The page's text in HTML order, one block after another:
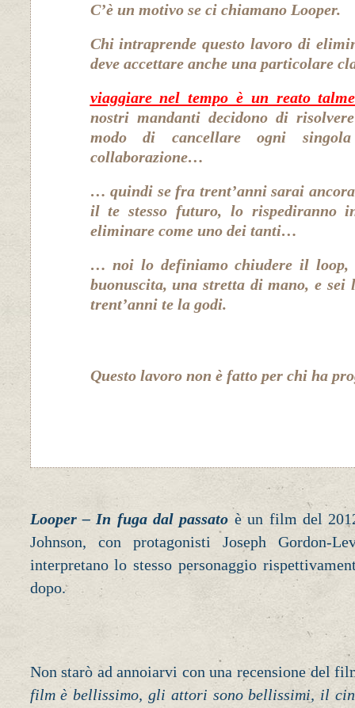
C’è un motivo se ci chiamano Looper.
Chi intraprende questo lavoro di
deve accettare anche una particolare
viaggiare nel tempo è un reato
nostri mandanti decidono di
modo di cancellare ogni
collaborazione…
… quindi se fra trent’anni sarai
il te stesso futuro, lo rispediranno
eliminare come uno dei tanti…
… noi lo definiamo chiudere il loop,
buonuscita, una stretta di mano, e
trent’anni te la godi.
Questo lavoro non è fatto per chi ha
Looper – In fuga dal passato è un film del
Johnson, con protagonisti Joseph Gordon-
interpretano lo stesso personaggio
dopo.
Non starò ad annoiarvi con una recensione del
film è bellissimo, gli attori sono bellissimi, il